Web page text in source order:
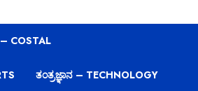
COSTAL
ತಂತ್ರಜ್ಞಾನ – TECHNOLOGY